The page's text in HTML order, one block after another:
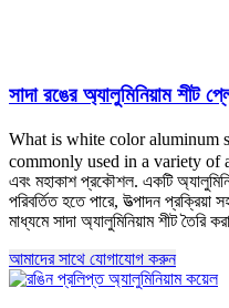
সাদা রঙের অ্যালুমিনিয়াম শীট
What is white color aluminum
commonly used in a variety of
এবং মহাকাশ প্রকৌশল. একটি
পরিবর্তিত হতে পারে, উত্পাদন প্রক্রিয়া
মাধ্যমে সাদা অ্যালুমিনিয়াম শীট তৈরি
আমাদের সাথে যোগাযোগ করুন